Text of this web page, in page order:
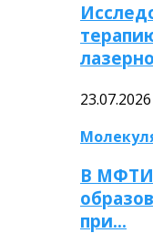
23.07.2026
В МФТИ
при…